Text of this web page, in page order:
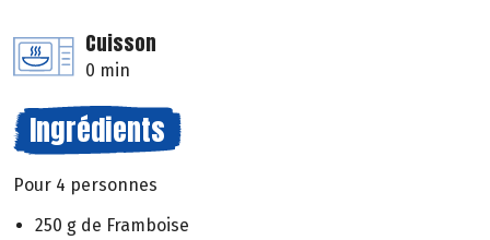
Cuisson
0 min
Ingrédients
Pour 4 personnes
250 g de Framboise